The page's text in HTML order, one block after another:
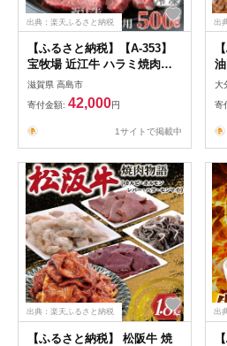
出典：楽天ふるさと納税
【ふるさと納税】【A-353】
宝牧場 近江牛 ハラミ焼肉用
500g［高島屋選定品］
滋賀県 高島市
寄付金額: 42,000円
1サイトで掲載中
出
大
寄
出典：楽天ふるさと納税
【ふるさと納税】 松阪牛 焼
出